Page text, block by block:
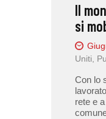
RASSEGNA
Il
si
Uniti
Con lo
rete e